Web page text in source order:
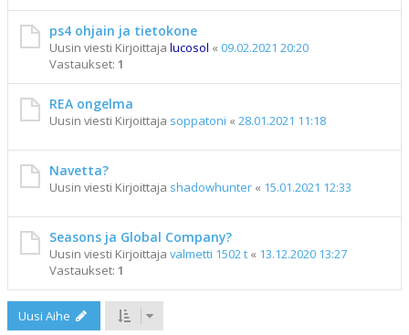
ps4 ohjain ja tietokone
Uusin viesti Kirjoittaja lucosol « 09.02.2021 20:20
Vastaukset: 1
REA ongelma
Uusin viesti Kirjoittaja soppatoni « 28.01.2021 11:18
Navetta?
Uusin viesti Kirjoittaja shadowhunter « 15.01.2021 12:33
Seasons ja Global Company?
Uusin viesti Kirjoittaja valmetti 1502 t « 13.12.2020 13:27
Vastaukset: 1
Uusi Aihe